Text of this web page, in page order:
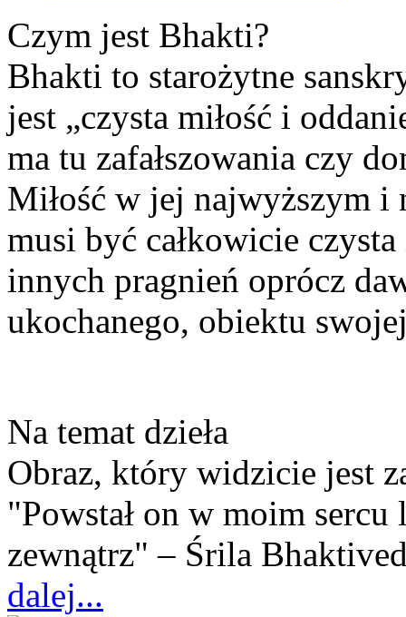
Czym jest Bhakti?
Bhakti to starożytne
jest „czysta miłość i
ma tu zafałszowania czy
Miłość w jej najwyższym i
musi być całkowicie
innych pragnień oprócz
ukochanego, obiektu
Na temat dzieła
Obraz, który widzicie jest
"Powstał on w moim sercu
zewnątrz" – Śrila
dalej...